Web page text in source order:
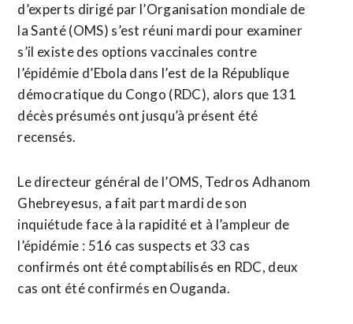
d’experts dirigé par l’Organisation mondiale de
la Santé (OMS) s’est réuni mardi pour examiner
s’il existe des options vaccinales contre
l’épidémie d’Ebola dans l’est de la République
démocratique du Congo (RDC), alors que 131
décès présumés ont jusqu’à présent été
recensés.
Le directeur général de l’OMS, Tedros Adhanom
Ghebreyesus, a fait part mardi de son
inquiétude face à la rapidité et à l’ampleur de ​
l’épidémie : 516 cas suspects ‌et 33 cas
confirmés ont été comptabilisés en RDC, deux
cas ​ont été confirmés en Ouganda.